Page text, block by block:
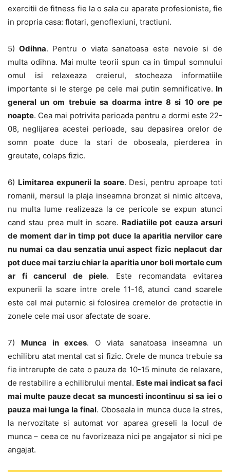
exercitii de fitness fie la o sala cu aparate profesioniste, fie
in propria casa: flotari, genoflexiuni, tractiuni.
5) Odihna. Pentru o viata sanatoasa este nevoie si de
multa odihna. Mai multe teorii spun ca in timpul somnului
omul isi relaxeaza creierul, stocheaza informatiile
importante si le sterge pe cele mai putin semnificative. In
general un om trebuie sa doarma intre 8 si 10 ore pe
noapte. Cea mai potrivita perioada pentru a dormi este 22-
08, neglijarea acestei perioade, sau depasirea orelor de
somn poate duce la stari de oboseala, pierderea in
greutate, colaps fizic.
6) Limitarea expunerii la soare. Desi, pentru aproape toti
romanii, mersul la plaja inseamna bronzat si nimic altceva,
nu multa lume realizeaza la ce pericole se expun atunci
cand stau prea mult in soare. Radiatiile pot cauza arsuri
de moment dar in timp pot duce la aparitia nervilor care
nu numai ca dau senzatia unui aspect fizic neplacut dar
pot duce mai tarziu chiar la aparitia unor boli mortale cum
ar fi cancerul de piele. Este recomandata evitarea
expunerii la soare intre orele 11-16, atunci cand soarele
este cel mai puternic si folosirea cremelor de protectie in
zonele cele mai usor afectate de soare.
7) Munca in exces. O viata sanatoasa inseamna un
echilibru atat mental cat si fizic. Orele de munca trebuie sa
fie intrerupte de cate o pauza de 10-15 minute de relaxare,
de restabilire a echilibrului mental. Este mai indicat sa faci
mai multe pauze decat sa muncesti incontinuu si sa iei o
pauza mai lunga la final. Oboseala in munca duce la stres,
la nervozitate si automat vor aparea greseli la locul de
munca – ceea ce nu favorizeaza nici pe angajator si nici pe
angajat.